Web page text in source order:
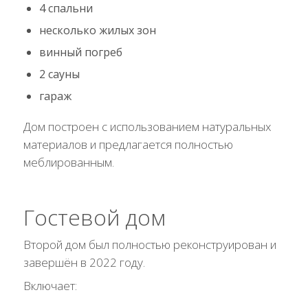
4 спальни
несколько жилых зон
винный погреб
2 сауны
гараж
Дом построен с использованием натуральных
материалов и предлагается полностью
меблированным.
Гостевой дом
Второй дом был полностью реконструирован и
завершён в 2022 году.
Включает: